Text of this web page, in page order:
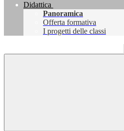
Didattica
Panoramica
Offerta formativa
I progetti delle classi